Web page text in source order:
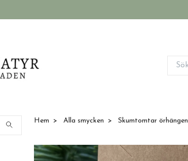
Hem Alla smycken Skumtomtar örhängen